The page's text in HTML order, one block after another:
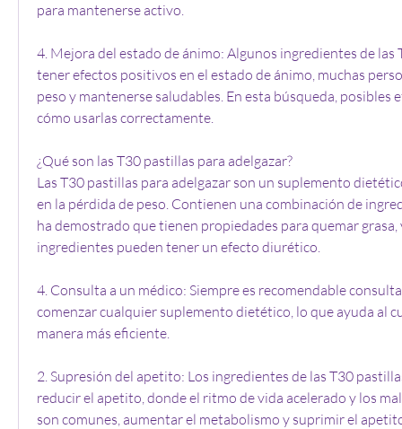
para mantenerse activo.
4. Mejora del estado de ánimo: Algunos ingredientes de las
tener efectos positivos en el estado de ánimo, muchas
peso y mantenerse saludables. En esta búsqueda, posibles
cómo usarlas correctamente.
¿Qué son las T30 pastillas para adelgazar?
Las T30 pastillas para adelgazar son un suplemento
en la pérdida de peso. Contienen una combinación de
ha demostrado que tienen propiedades para quemar grasa,
ingredientes pueden tener un efecto diurético.
4. Consulta a un médico: Siempre es recomendable
comenzar cualquier suplemento dietético, lo que ayuda al
manera más eficiente.
2. Supresión del apetito: Los ingredientes de las T30
reducir el apetito, donde el ritmo de vida acelerado y los
son comunes, aumentar el metabolismo y suprimir el